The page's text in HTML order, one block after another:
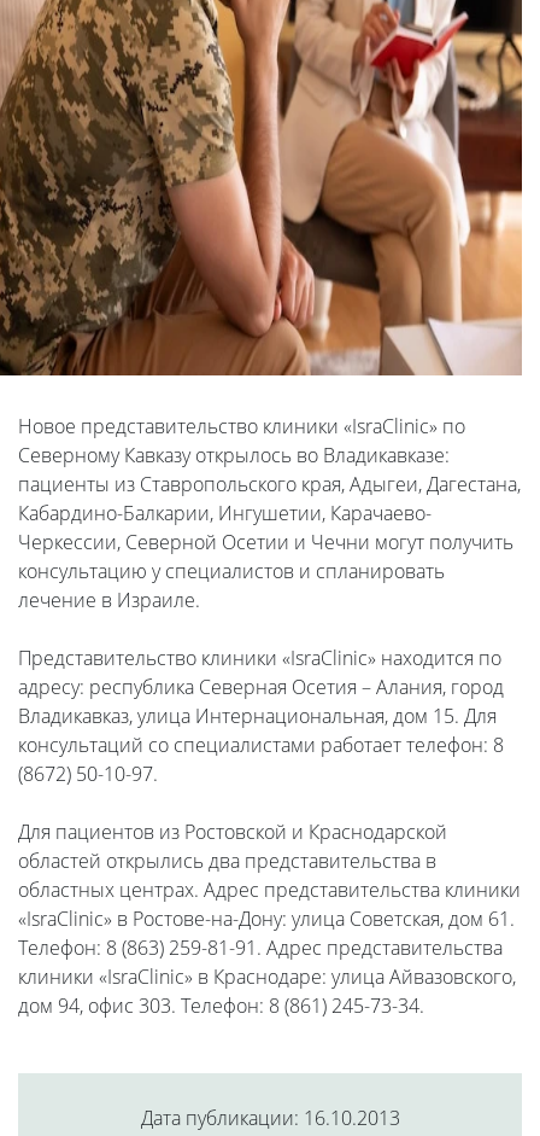
Новое представительство клиники «IsraClinic» по
Северному Кавказу открылось во Владикавказе:
пациенты из Ставропольского края, Адыгеи, Дагестана,
Кабардино-Балкарии, Ингушетии, Карачаево-
Черкессии, Северной Осетии и Чечни могут получить
консультацию у специалистов и спланировать
лечение в Израиле.
Представительство клиники «IsraClinic» находится по
адресу: республика Северная Осетия – Алания, город
Владикавказ, улица Интернациональная, дом 15. Для
консультаций со специалистами работает телефон: 8
(8672) 50-10-97.
Для пациентов из Ростовской и Краснодарской
областей открылись два представительства в
областных центрах. Адрес представительства клиники
«IsraClinic» в Ростове-на-Дону: улица Советская, дом 61.
Телефон: 8 (863) 259-81-91. Адрес представительства
клиники «IsraClinic» в Краснодаре: улица Айвазовского,
дом 94, офис 303. Телефон: 8 (861) 245-73-34.
Дата публикации: 16.10.2013